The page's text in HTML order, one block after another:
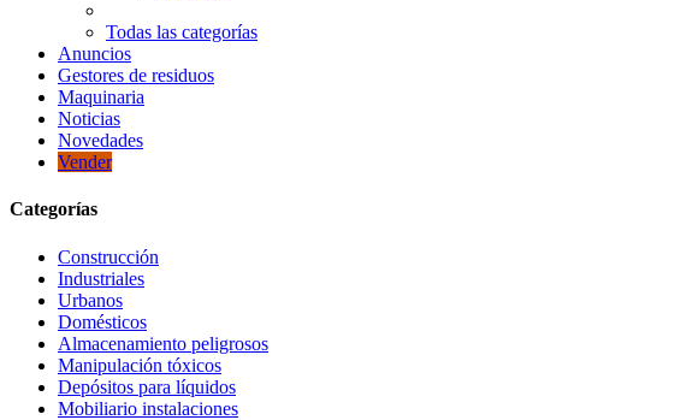
Todas las categorías
Anuncios
Gestores de residuos
Maquinaria
Noticias
Novedades
Vender
Categorías
Construcción
Industriales
Urbanos
Domésticos
Almacenamiento peligrosos
Manipulación tóxicos
Depósitos para líquidos
Mobiliario instalaciones